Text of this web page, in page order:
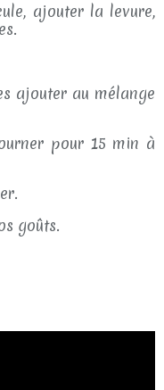
ajouter la levure,
ajouter au mélange
pour 15 min à
goûts.